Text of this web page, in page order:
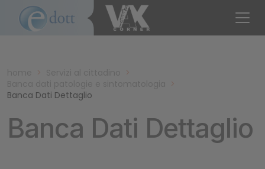
>
>
>
Banca Dati Dettaglio
Banca Dati Dettaglio